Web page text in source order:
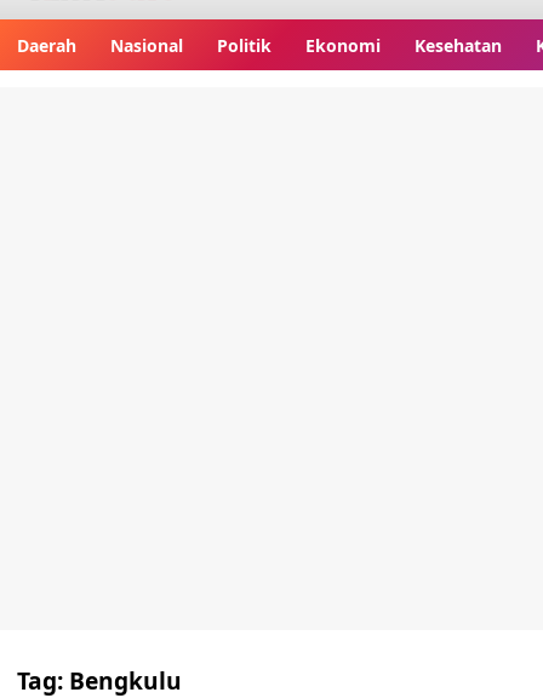
Daerah Nasional Politik Ekonomi Kesehatan
Tag: Bengkulu